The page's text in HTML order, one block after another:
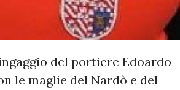
del portiere Edoardo
le maglie del Nardò e del